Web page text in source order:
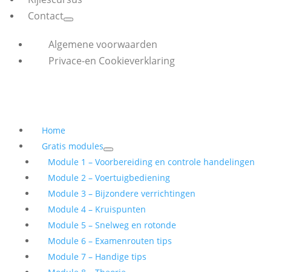
Contact
Algemene voorwaarden
Privace-en Cookieverklaring
Home
Gratis modules
Module 1 – Voorbereiding en controle handelingen
Module 2 – Voertuigbediening
Module 3 – Bijzondere verrichtingen
Module 4 – Kruispunten
Module 5 – Snelweg en rotonde
Module 6 – Examenrouten tips
Module 7 – Handige tips